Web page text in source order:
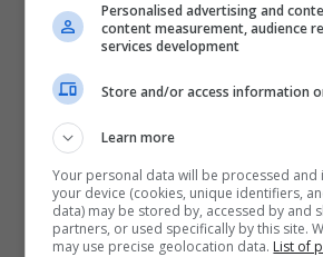
Personalised advertising and
content measurement, audience
services development
Store and/or access information
Learn more
Your personal data will be processed
your device (cookies, unique identifiers,
data) may be stored by, accessed by and
partners, or used specifically by this site.
may use precise geolocation data. List of